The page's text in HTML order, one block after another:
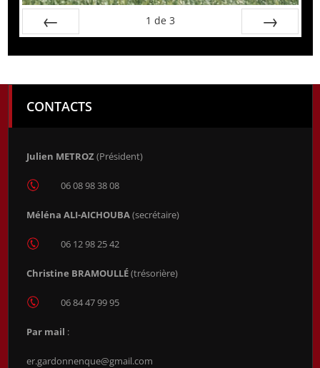
1 de 3
CONTACTS
Julien METROZ(Président)
06 08 98 38 08
Méléna ALI-AICHOUBA(secrétaire)
06 12 98 25 42
Christine BRAMOULLÉ(trésorière)
06 84 47 99 95
Par mail :
er.gardonnenque@gmail.com